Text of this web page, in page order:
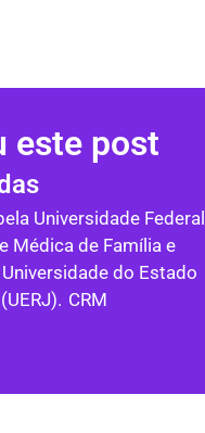
este post
Universidade Federal
Médica de Família e
do Estado
CRM